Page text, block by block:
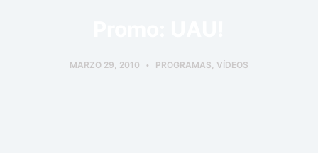
MARZO 29, 2010 PROGRAMAS, VÍDEOS